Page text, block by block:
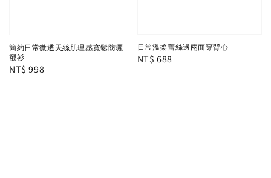
簡約日常微透天絲肌理感寬鬆防曬
襯衫
Regular
NT$ 998
日常溫柔蕾絲邊兩面穿背心
Regular
NT$ 688